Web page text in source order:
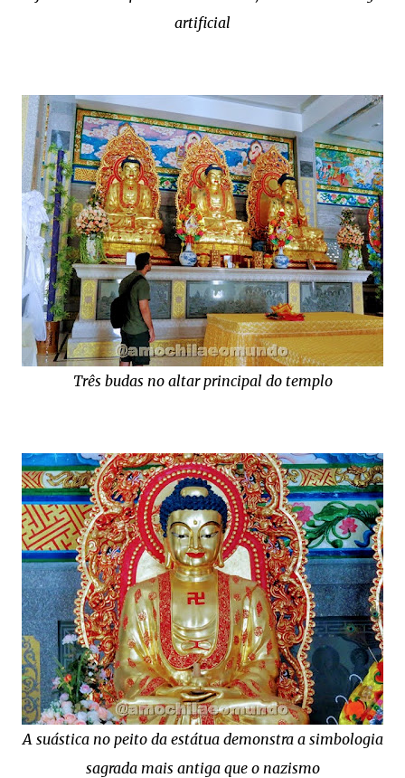
artificial
Três budas no altar principal do templo
A suástica no peito da estátua demonstra a simbologia
sagrada mais antiga que o nazismo